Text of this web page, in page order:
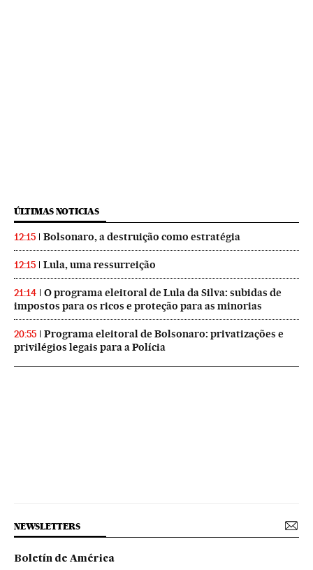
ÚLTIMAS NOTICIAS
12:15 Bolsonaro, a destruição como estratégia
12:15 Lula, uma ressurreição
21:14
O programa eleitoral de Lula da Silva: subidas de
impostos para os ricos e proteção para as minorias
20:55
Programa eleitoral de Bolsonaro: privatizações e
privilégios legais para a Polícia
NEWSLETTERS
Boletín de América